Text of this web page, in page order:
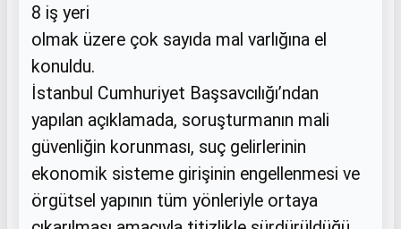
8 iş yeri
olmak üzere çok sayıda mal varlığına el
konuldu.
İstanbul Cumhuriyet Başsavcılığı’ndan
yapılan açıklamada, soruşturmanın mali
güvenliğin korunması, suç gelirlerinin
ekonomik sisteme girişinin engellenmesi ve
örgütsel yapının tüm yönleriyle ortaya